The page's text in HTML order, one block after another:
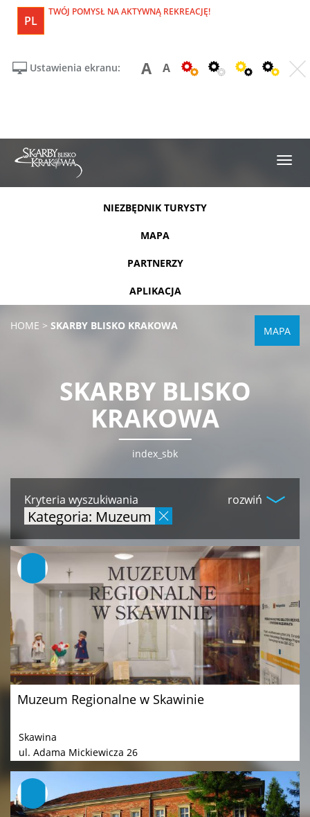
PL
TWÓJ POMYSŁ NA AKTYWNĄ REKREACJĘ!
Ustawienia ekranu: A A
NIEZBĘDNIK TURYSTY
MAPA
PARTNERZY
APLIKACJA
HOME > SKARBY BLISKO KRAKOWA MAPA
SKARBY BLISKO
KRAKOWA
index_sbk
rozwiń
Kryteria wyszukiwania
Kategoria: Muzeum
Muzeum Regionalne w Skawinie
Skawina
ul. Adama Mickiewicza 26